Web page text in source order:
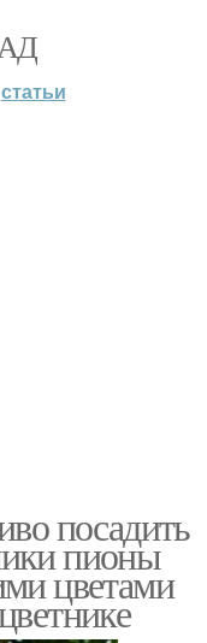
статьи
посадить
пионы
цветами